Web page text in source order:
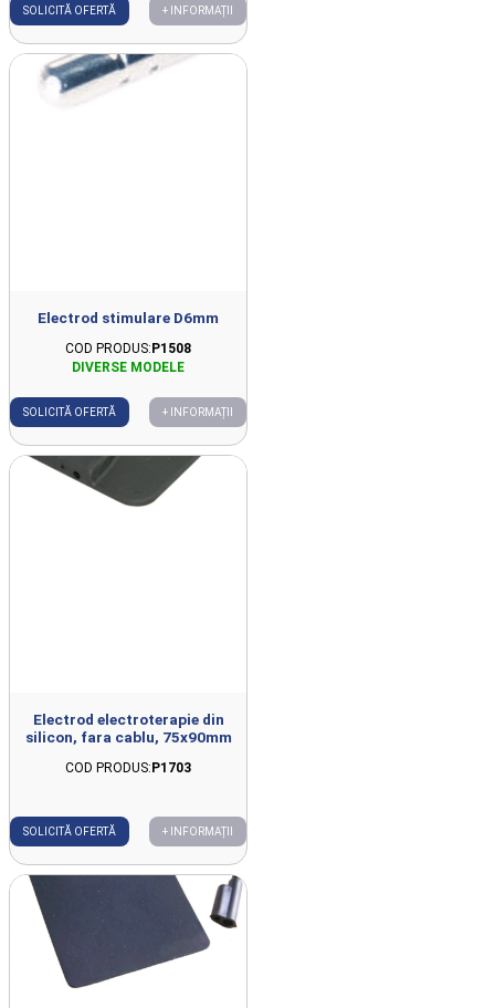
SOLICITĂ OFERTĂ + INFORMAȚII
Electrod stimulare D6mm
COD PRODUS:P1508
SOLICITĂ OFERTĂ + INFORMAȚII
Electrod electroterapie din
silicon, fara cablu, 75x90mm
COD PRODUS:P1703
SOLICITĂ OFERTĂ + INFORMAȚII